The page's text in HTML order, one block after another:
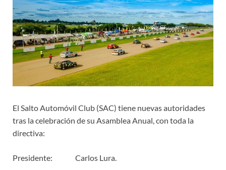
El Salto Automóvil Club (SAC) tiene nuevas autoridades
tras la celebración de su Asamblea Anual, con toda la
directiva:
Presidente: Carlos Lura.